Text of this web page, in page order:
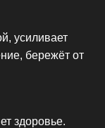
усиливает
бережёт от
здоровье.